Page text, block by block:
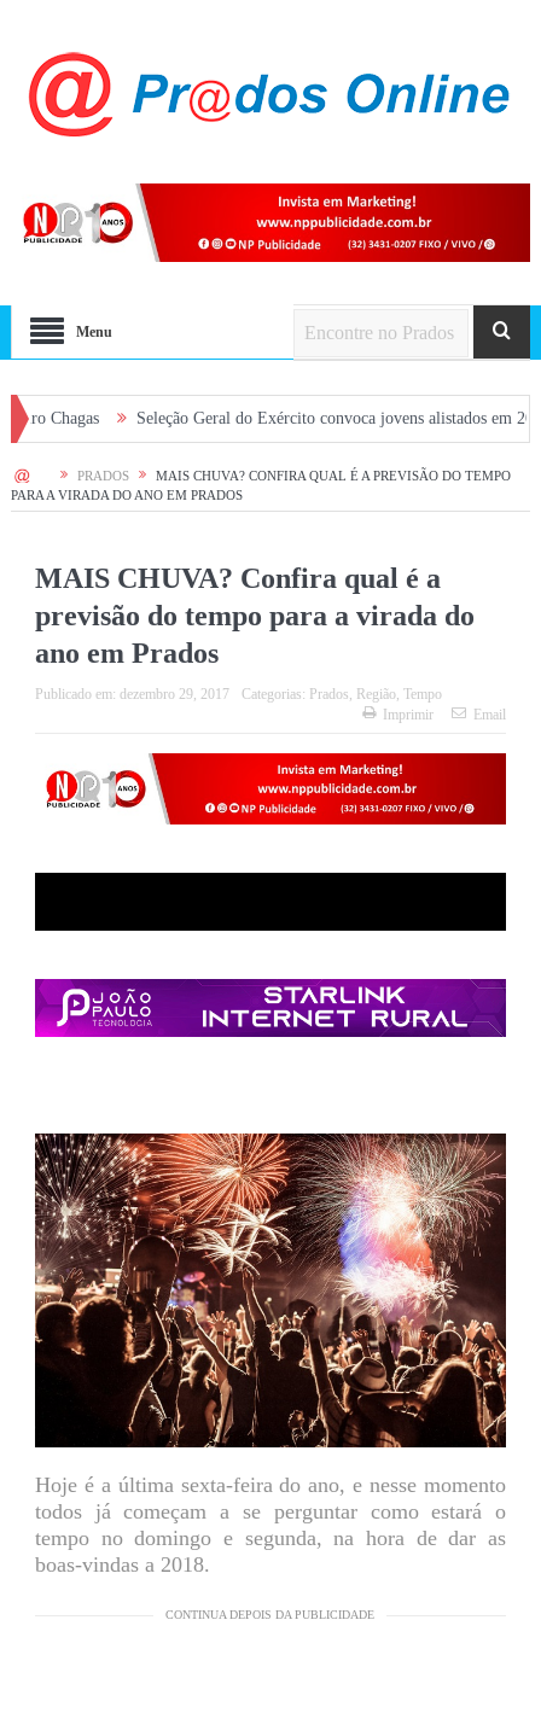
Menu
Seleção Geral do Exército convoca jovens alistados em 2026 em
HOME PRADOS
MAIS CHUVA? CONFIRA QUAL É A PREVISÃO DO TEMPO
PARA A VIRADA DO ANO EM PRADOS
MAIS CHUVA? Confira qual é a
previsão do tempo para a virada do
ano em Prados
Publicado em: dezembro 29, 2017 Categorias: Prados, Região, Tempo
Imprimir
Email
Hoje é a última sexta-feira do ano, e nesse momento
todos já começam a se perguntar como estará o
tempo no domingo e segunda, na hora de dar as
boas-vindas a 2018.
CONTINUA DEPOIS DA PUBLICIDADE